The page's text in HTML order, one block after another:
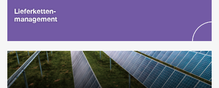
Lieferketten-
management